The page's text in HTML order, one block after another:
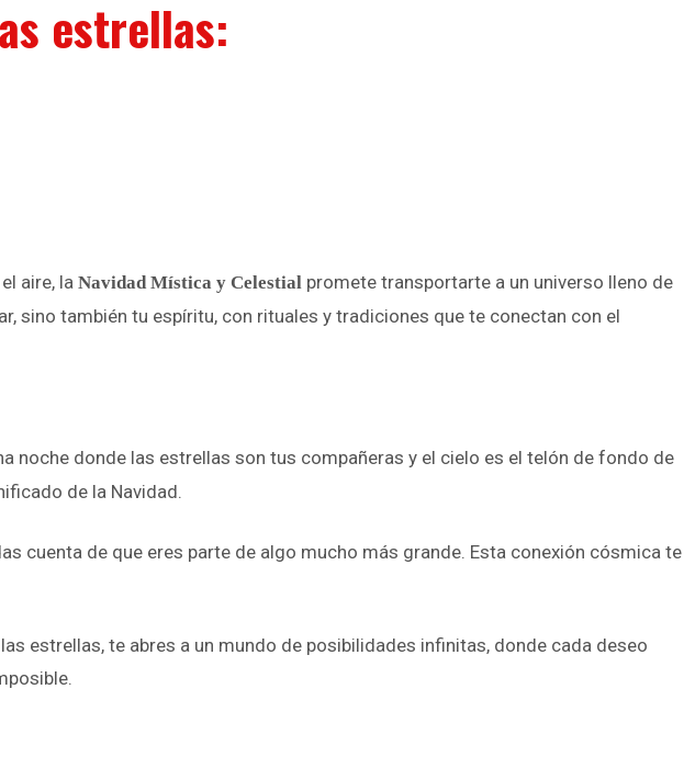
estrellas:
aire, la Navidad Mística y Celestial promete transportarte a un universo lleno de
sino también tu espíritu, con rituales y tradiciones que te conectan con el
noche donde las estrellas son tus compañeras y el cielo es el telón de fondo de
de la Navidad.
cuenta de que eres parte de algo mucho más grande. Esta conexión cósmica te
estrellas, te abres a un mundo de posibilidades infinitas, donde cada deseo